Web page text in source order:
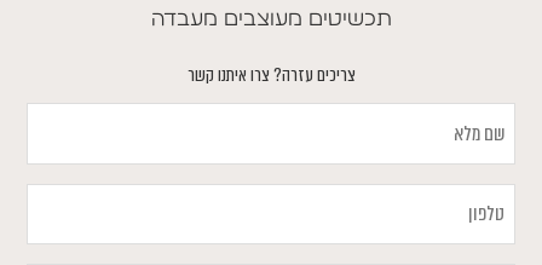
תכשיטים מעוצבים מעבדה
צריכים עזרה? צרו איתנו קשר
מלא
טלפון